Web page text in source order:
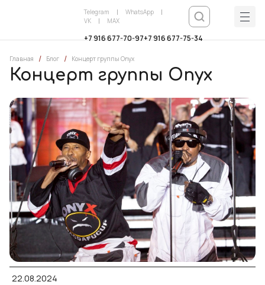
Telegram
WhatsApp
VK
MAX
+7 916 677-70-97+7 916 677-75-34
Главная / Блог / Концерт группы Onyx
Концерт группы Onyx
22.08.2024